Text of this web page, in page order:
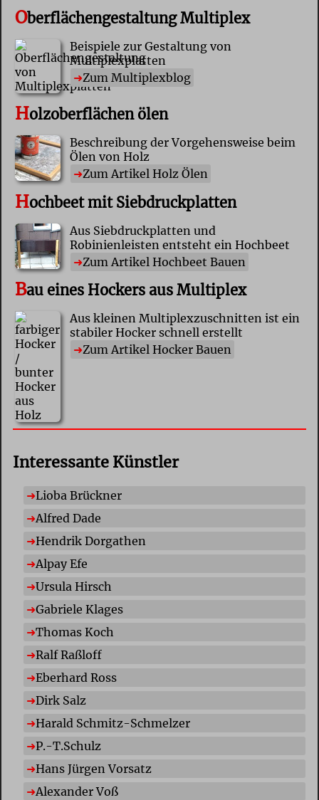
Oberflächengestaltung Multiplex
Beispiele zur Gestaltung von
Multiplexplatten
Zum Multiplexblog
Holzoberflächen ölen
Beschreibung der Vorgehensweise beim
Ölen von Holz
Zum Artikel Holz Ölen
Hochbeet mit Siebdruckplatten
Aus Siebdruckplatten und
Robinienleisten entsteht ein Hochbeet
Zum Artikel Hochbeet Bauen
Bau eines Hockers aus Multiplex
Aus kleinen Multiplexzuschnitten ist ein
stabiler Hocker schnell erstellt
Zum Artikel Hocker Bauen
Interessante Künstler
Lioba Brückner
Alfred Dade
Hendrik Dorgathen
Alpay Efe
Ursula Hirsch
Gabriele Klages
Thomas Koch
Ralf Raßloff
Eberhard Ross
Dirk Salz
Harald Schmitz-Schmelzer
P.-T.Schulz
Hans Jürgen Vorsatz
Alexander Voß